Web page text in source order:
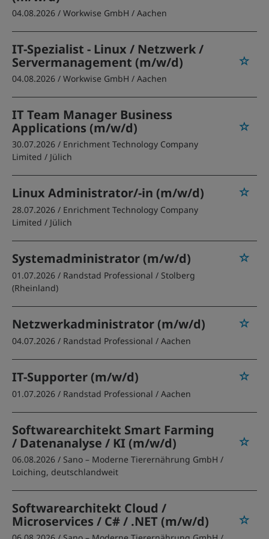
04.08.2026 / Workwise GmbH / Aachen
IT-Spezialist - Linux / Netzwerk /
Servermanagement (m/w/d)
04.08.2026 / Workwise GmbH / Aachen
IT Team Manager Business
Applications (m/w/d)
30.07.2026 / Enrichment Technology Company
Limited / Jülich
Linux Administrator/-in (m/w/d)
28.07.2026 / Enrichment Technology Company
Limited / Jülich
Systemadministrator (m/w/d)
01.07.2026 / Randstad Professional / Stolberg
(Rheinland)
Netzwerkadministrator (m/w/d)
04.07.2026 / Randstad Professional / Aachen
IT-Supporter (m/w/d)
01.07.2026 / Randstad Professional / Aachen
Softwarearchitekt Smart Farming
/ Datenanalyse / KI (m/w/d)
06.08.2026 / Sano – Moderne Tierernährung GmbH /
Loiching, deutschlandweit
Softwarearchitekt Cloud /
Microservices / C# / .NET (m/w/d)